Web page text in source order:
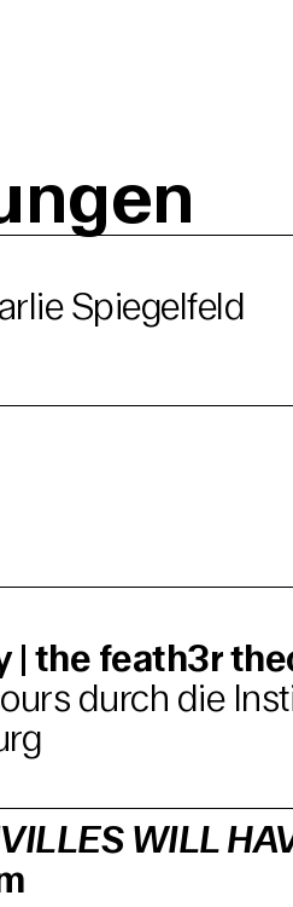
Spiegelfeld
| the feath3r
durch die
WILL